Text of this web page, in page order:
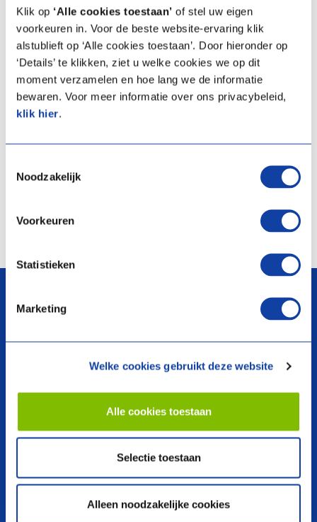
Klik op ‘Alle cookies toestaan’ of stel uw eigen
voorkeuren in. Voor de beste website-ervaring klik
alstublieft op ‘Alle cookies toestaan’. Door hieronder op
‘Details’ te klikken, ziet u welke cookies we op dit
moment verzamelen en hoe lang we de informatie
bewaren. Voor meer informatie over ons privacybeleid,
klik hier.
Noodzakelijk
Voorkeuren
Statistieken
Marketing
Welke cookies gebruikt deze website
Alle cookies toestaan
Selectie toestaan
Alleen noodzakelijke cookies
Vergelijken
Vincent L/W warmtepomp
binnenopstelling 4,5 kW
Artikelprijs:€ 4.717,00
(Excl. BTW)
Producten
Boilers en Voorraadvaten
Over ons
Dealer vinden
Webshop